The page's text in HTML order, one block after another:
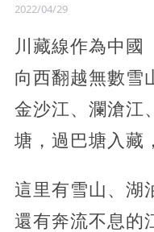
2022/04/29
川藏線作為中國
向西翻越無數雪
金沙江、瀾滄江
塘，過巴塘入藏
這里有雪山、湖
還有奔流不息的